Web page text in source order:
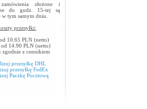
zamówienia złożone i
do godz. 15-tej są
w tym samym dniu.
przesyłki:
od 10.65 PLN (netto)
od 14.90 PLN (netto)
zgodnie z cennikiem
przesyłkę DHL
przesyłkę FedEx
Paczkę Pocztową